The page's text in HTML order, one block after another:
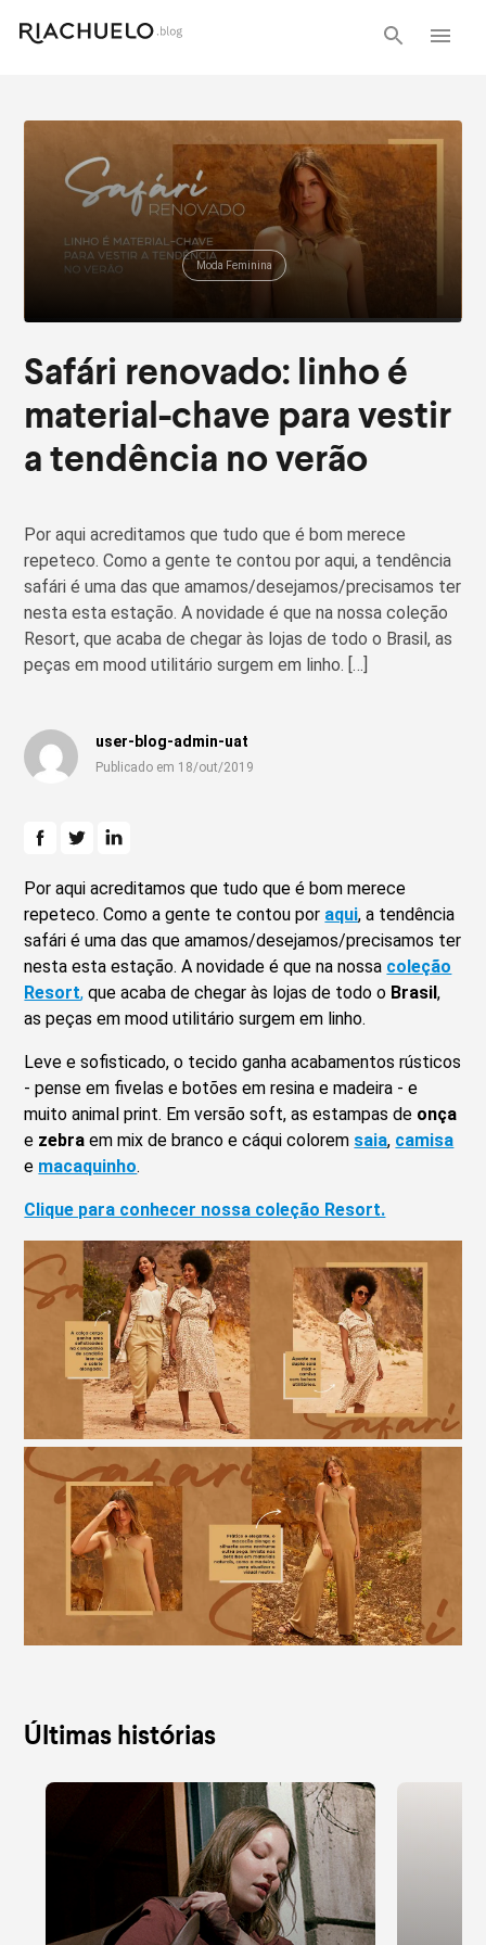
Moda Feminina
Safári renovado: linho é
material-chave para vestir
a tendência no verão
Por aqui acreditamos que tudo que é bom merece
repeteco. Como a gente te contou por aqui, a tendência
safári é uma das que amamos/desejamos/precisamos ter
nesta esta estação. A novidade é que na nossa coleção
Resort, que acaba de chegar às lojas de todo o Brasil, as
peças em mood utilitário surgem em linho. […]
user-blog-admin-uat
Publicado em 18/out/2019
Por aqui acreditamos que tudo que é bom merece
repeteco. Como a gente te contou por aqui, a tendência
safári é uma das que amamos/desejamos/precisamos ter
nesta esta estação. A novidade é que na nossa coleção
Resort, que acaba de chegar às lojas de todo o Brasil,
as peças em mood utilitário surgem em linho.
Leve e sofisticado, o tecido ganha acabamentos rústicos
- pense em fivelas e botões em resina e madeira - e
muito animal print. Em versão soft, as estampas de onça
e zebra em mix de branco e cáqui colorem saia, camisa
e macaquinho.
Clique para conhecer nossa coleção Resort.
Últimas histórias